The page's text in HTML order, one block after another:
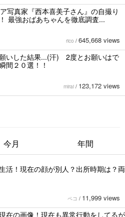
写真家『西本喜美子さん』の自撮り
最強おばあちゃんを徹底調査...
rico / 645,668 views
いした結果...(汗) 2度とお願いはで
間２０選！！
mirai / 123,172 views
今月 年間
活！現在の顔が別人？出所時期は？両
ペコ / 11,999 views
在の画像！現在も異常行動をしてるが